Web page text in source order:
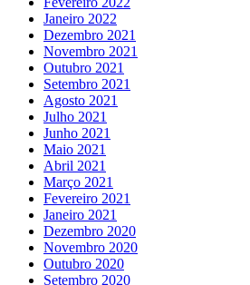
Janeiro 2022
Dezembro 2021
Novembro 2021
Outubro 2021
Setembro 2021
Agosto 2021
Julho 2021
Junho 2021
Maio 2021
Abril 2021
Março 2021
Fevereiro 2021
Janeiro 2021
Dezembro 2020
Novembro 2020
Outubro 2020
Setembro 2020